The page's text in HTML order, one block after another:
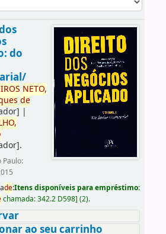
do
IROS NETO,
de
|
.
Paulo:
de:Itens disponíveis para empréstimo:
chamada:342.2 D598] (2).
ao seu carrinho